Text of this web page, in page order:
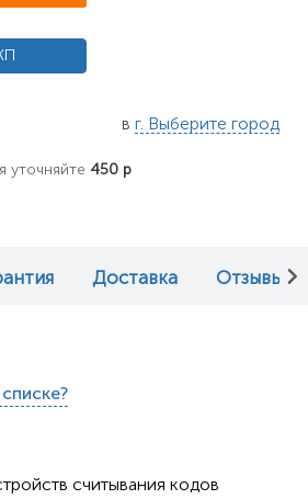
в г. Выберите город
уточняйте 450 р
Доставка Отзывы (0)
считывания кодов